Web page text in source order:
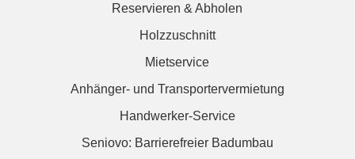
Reservieren & Abholen
Holzzuschnitt
Mietservice
Anhänger- und Transportervermietung
Handwerker-Service
Seniovo: Barrierefreier Badumbau